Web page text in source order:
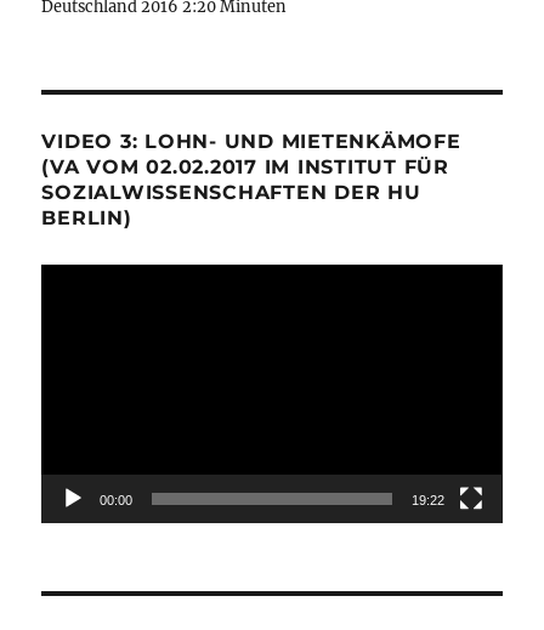
Deutschland 2016 2:20 Minuten
VIDEO 3: LOHN- UND MIETENKÄMOFE
(VA VOM 02.02.2017 IM INSTITUT FÜR
SOZIALWISSENSCHAFTEN DER HU
BERLIN)
00:00 19:22